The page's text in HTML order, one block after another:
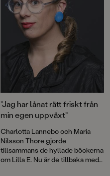
”Jag har lånat rätt friskt från
min egen uppväxt”
Charlotta Lannebo och Maria
Nilsson Thore gjorde
tillsammans de hyllade böckerna
om Lilla E. Nu är de tillbaka med